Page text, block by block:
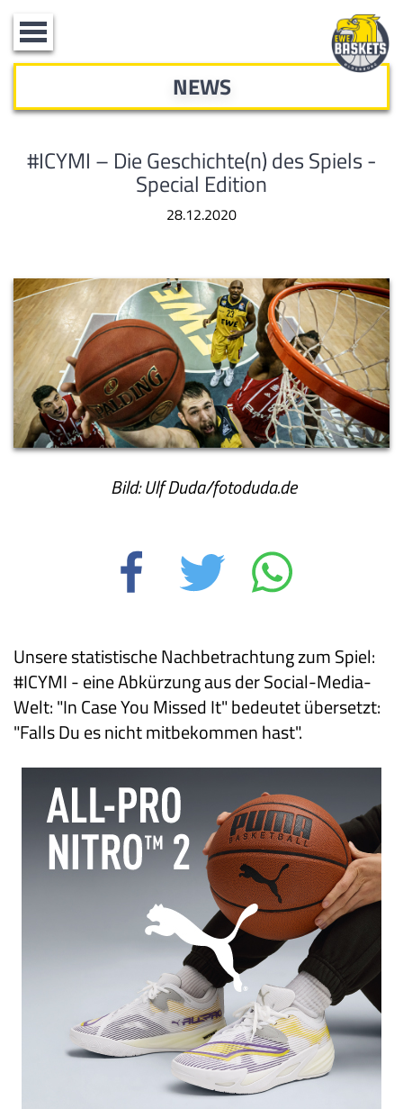
Toggle
navigation
NEWS
#ICYMI – Die Geschichte(n) des Spiels -
Special Edition
28.12.2020
Bild: Ulf Duda/fotoduda.de
Unsere statistische Nachbetrachtung zum Spiel:
#ICYMI - eine Abkürzung aus der Social-Media-
Welt: "In Case You Missed It" bedeutet übersetzt:
"Falls Du es nicht mitbekommen hast".